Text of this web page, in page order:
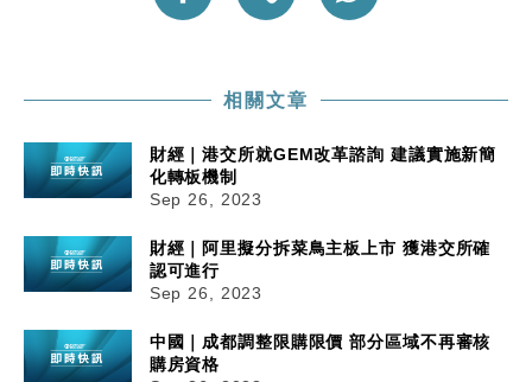
相關文章
財經｜港交所就GEM改革諮詢 建議實施新簡
化轉板機制
Sep 26, 2023
財經｜阿里擬分拆菜鳥主板上市 獲港交所確
認可進行
Sep 26, 2023
中國｜成都調整限購限價 部分區域不再審核
購房資格